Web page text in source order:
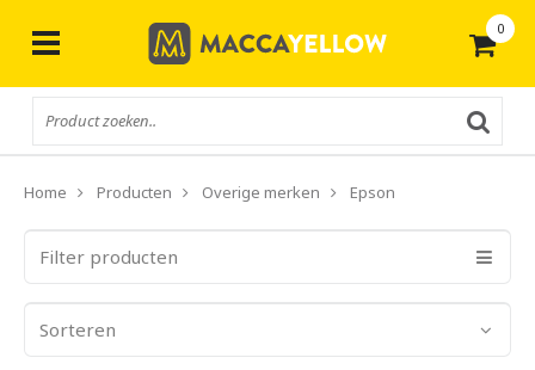
0
Home Producten Overige merken Epson
Filter producten
Sorteren